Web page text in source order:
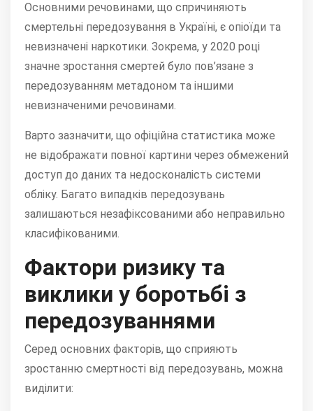
Основними речовинами, що спричиняють
смертельні передозування в Україні, є опіоїди та
невизначені наркотики. Зокрема, у 2020 році
значне зростання смертей було пов’язане з
передозуванням метадоном та іншими
невизначеними речовинами.
Варто зазначити, що офіційна статистика може
не відображати повної картини через обмежений
доступ до даних та недосконалість системи
обліку. Багато випадків передозувань
залишаються незафіксованими або неправильно
класифікованими.
Фактори ризику та
виклики у боротьбі з
передозуваннями
Серед основних факторів, що сприяють
зростанню смертності від передозувань, можна
виділити: